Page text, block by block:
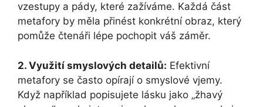
vzestupy a pády, které zažíváme. Každá část
metafory by měla přinést konkrétní obraz, který
pomůže čtenáři lépe pochopit váš záměr.
2. Využití smyslových detailů: Efektivní
metafory se často opírají o smyslové vjemy.
Když například popisujete lásku jako „žhavý